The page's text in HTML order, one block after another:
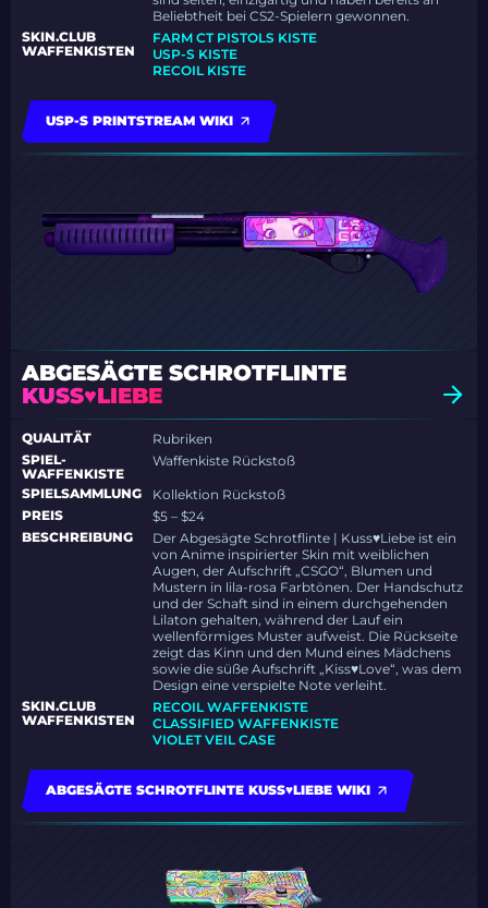
Beliebtheit bei CS2-Spielern gewonnen.
SKIN.CLUB
WAFFENKISTEN
FARM CT PISTOLS KISTE
USP-S KISTE
RECOIL KISTE
USP-S PRINTSTREAM WIKI
ABGESÄGTE SCHROTFLINTE
KUSS♥LIEBE
QUALITÄT
Rubriken
SPIEL-
WAFFENKISTE
Waffenkiste Rückstoß
SPIELSAMMLUNG
Kollektion Rückstoß
PREIS
$5 – $24
BESCHREIBUNG
Der Abgesägte Schrotflinte | Kuss♥Liebe ist ein
von Anime inspirierter Skin mit weiblichen
Augen, der Aufschrift „CSGO“, Blumen und
Mustern in lila-rosa Farbtönen. Der Handschutz
und der Schaft sind in einem durchgehenden
Lilaton gehalten, während der Lauf ein
wellenförmiges Muster aufweist. Die Rückseite
zeigt das Kinn und den Mund eines Mädchens
sowie die süße Aufschrift „Kiss♥Love“, was dem
Design eine verspielte Note verleiht.
SKIN.CLUB
WAFFENKISTEN
RECOIL WAFFENKISTE
CLASSIFIED WAFFENKISTE
VIOLET VEIL CASE
ABGESÄGTE SCHROTFLINTE KUSS♥LIEBE WIKI